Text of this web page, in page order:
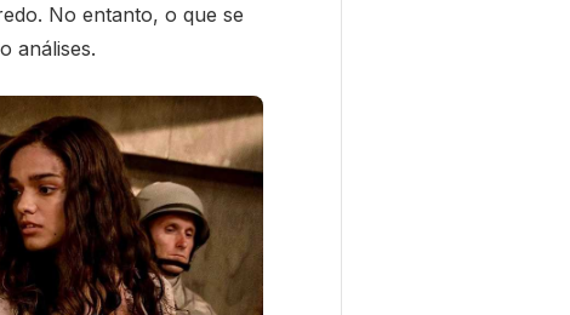
No entanto, o que se
análises.